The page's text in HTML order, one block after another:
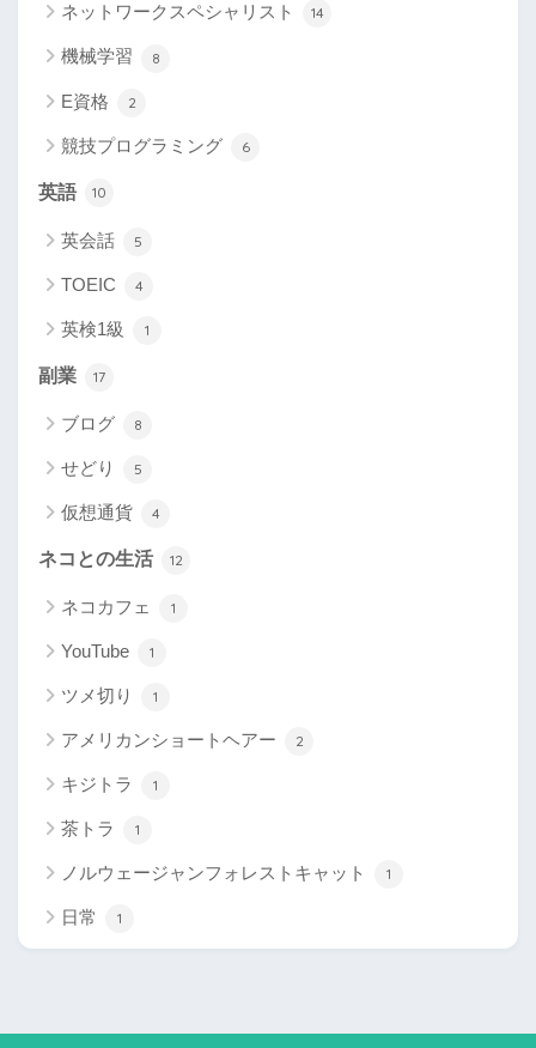
ネットワークスペシャリスト 14
機械学習 8
E資格 2
競技プログラミング 6
英語 10
英会話 5
TOEIC 4
英検1級 1
副業 17
ブログ 8
せどり 5
仮想通貨 4
ネコとの生活 12
ネコカフェ 1
YouTube 1
ツメ切り 1
アメリカンショートヘアー 2
キジトラ 1
茶トラ 1
ノルウェージャンフォレストキャット 1
日常 1